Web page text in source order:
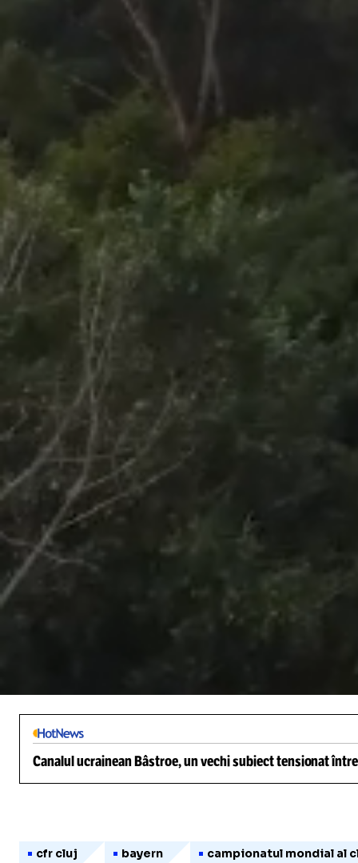
Canalul ucrainean Bâstroe, un vechi subiect tensionat
cfr cluj bayern campionatul mondial al